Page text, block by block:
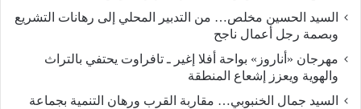
السيد الحسين مخلص… من التدبير المحلي إلى رهانات التشريع
وبصمة رجل أعمال ناجح
مهرجان «أناروز» بواحة أفلا إغير ـ تافراوت يحتفي بالتراث
والهوية ويعزز إشعاع المنطقة
السيد جمال الخنبوبي… مقاربة القرب ورهان التنمية بجماعة